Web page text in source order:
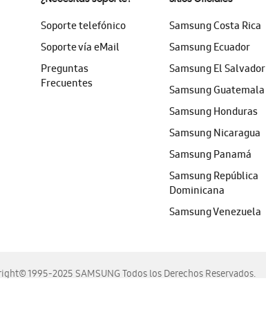
Soporte telefónico
Soporte vía eMail
Preguntas
Frecuentes
Samsung Costa Rica
Samsung Ecuador
Samsung El Salvador
Samsung Guatemala
Samsung Honduras
Samsung Nicaragua
Samsung Panamá
Samsung República
Dominicana
Samsung Venezuela
1995-2025 SAMSUNG Todos los Derechos Reservados.